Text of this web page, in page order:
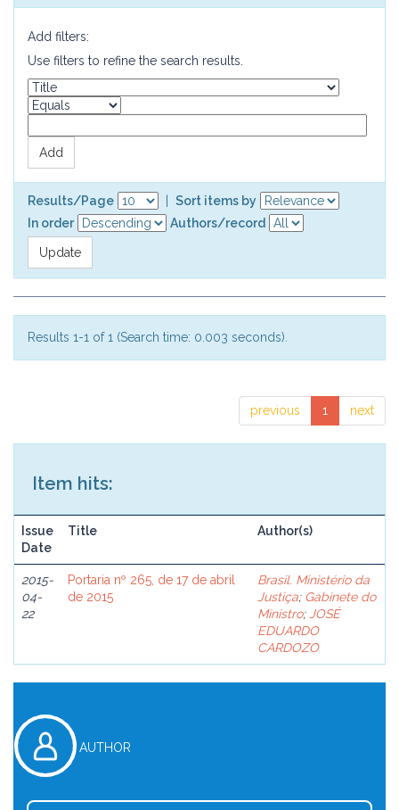
Add filters:
Use filters to refine the search results.
Results/Page
Sort items by
In order
Authors/record
Results 1-1 of 1 (Search time: 0.003 seconds).
previous 1 next
Item hits:
Issue
Date
Title Author(s)
2015-
04-
22
Portaria nº 265, de 17 de abril
de 2015
Brasil. Ministério da
Justiça; Gabinete do
Ministro; JOSÉ
EDUARDO
CARDOZO
AUTHOR